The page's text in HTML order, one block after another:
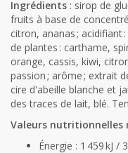
Ingrédients : sirop de
fruits à base de
citron, ananas ; acidifiant
de plantes : carthame,
orange, cassis, kiwi,
passion ; arôme ; extrait
cire d'abeille blanche et
des traces de lait, blé.
Valeurs nutritionnelles
Énergie : 1 459 kJ /